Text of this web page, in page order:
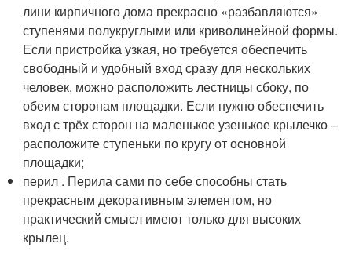
лини кирпичного дома прекрасно «разбавляются»
ступенями полукруглыми или криволинейной формы.
Если пристройка узкая, но требуется обеспечить
свободный и удобный вход сразу для нескольких
человек, можно расположить лестницы сбоку, по
обеим сторонам площадки. Если нужно обеспечить
вход с трёх сторон на маленькое узенькое крылечко –
расположите ступеньки по кругу от основной
площадки;
перил . Перила сами по себе способны стать
прекрасным декоративным элементом, но
практический смысл имеют только для высоких
крылец.